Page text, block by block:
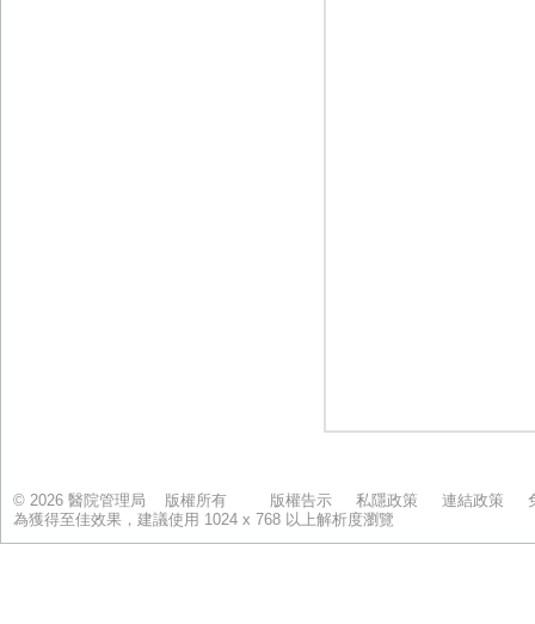
© 2026 醫院管理局 版權所有 版權告示 私隱政策 連結政策
為獲得至佳效果，建議使用 1024 x 768 以上解析度瀏覽